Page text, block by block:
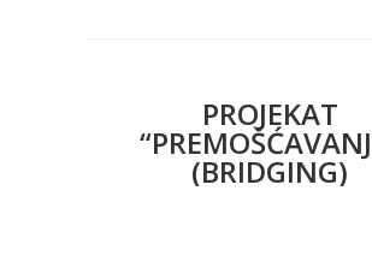
PROJEKAT
(BRIDGING)